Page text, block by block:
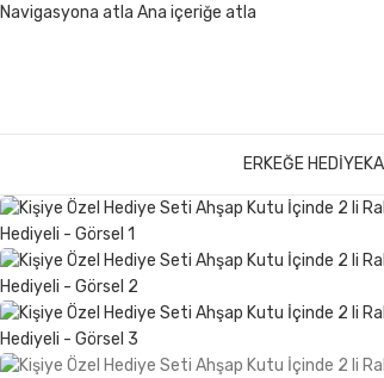
Navigasyona atla Ana içeriğe atla
ERKEĞE HEDIYE